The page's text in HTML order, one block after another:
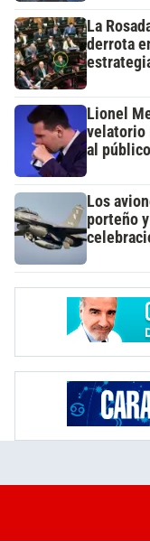
La
derrota
Lionel
velatorio
al público
Los
porteño